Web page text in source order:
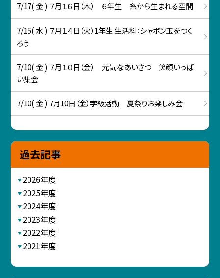
7/17( 金 ) ７月１６日（木） ６年生 糸から生まれる空間
7/15( 水 ) ７月１４日（火）1年生 生活科：シャボン玉をつく
ろう
7/10( 金 ) ７月１０日（金） 元気なあいさつ 笑顔いっぱ
い集会
7/10( 金 ) 7月10日（金）学級活動 夏祭りお楽しみ会
過去記事
2026年度
2025年度
2024年度
2023年度
2022年度
2021年度